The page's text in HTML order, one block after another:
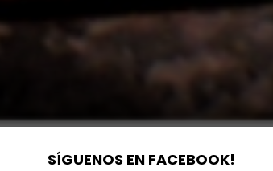
SÍGUENOS EN FACEBOOK!